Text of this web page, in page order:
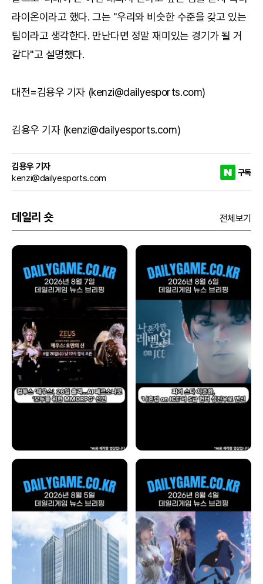
라이온이라고 했다. 그는 "우리와 비슷한 수준을 갖고 있는
팀이라고 생각한다. 만난다면 정말 재미있는 경기가 될 거
같다"고 설명했다.
대전=김용우 기자 (kenzi@dailyesports.com)
김용우 기자 (kenzi@dailyesports.com)
김용우 기자
kenzi@dailyesports.com
구독
데일리 숏 전체보기